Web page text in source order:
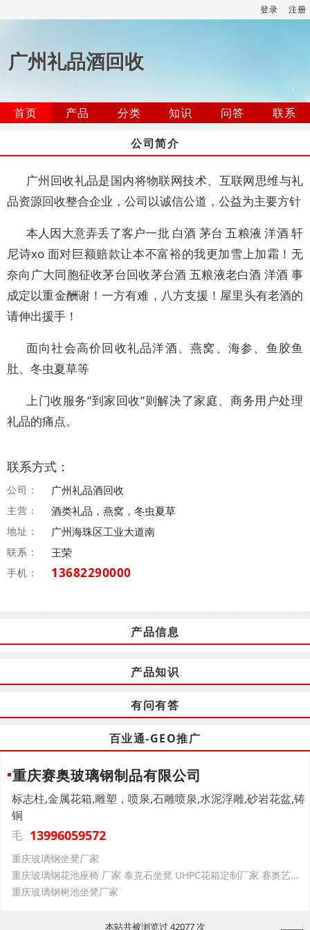
登录 注册
广州礼品酒回收
首页 产品 分类 知识 问答
联系
公司简介
广州回收礼品是国内将物联网技术、互联网思维与礼
品资源回收整合企业，公司以诚信公道，公益为主要方针
本人因大意弄丢了客户一批 白酒 茅台 五粮液 洋酒 轩
尼诗xo 面对巨额赔款让本不富裕的我更加雪上加霜！无
奈向广大同胞征收茅台回收茅台酒 五粮液老白酒 洋酒 事
成定以重金酬谢！一方有难，八方支援！屋里头有老酒的
请伸出援手！
面向社会高价回收礼品洋酒、燕窝、海参、鱼胶鱼
肚、冬虫夏草等
上门收服务“到家回收”则解决了家庭、商务用户处理
礼品的痛点。
联系方式：
公司： 广州礼品酒回收
主营： 酒类礼品，燕窝，冬虫夏草
地址： 广州海珠区工业大道南
联系： 王荣
手机： 13682290000
产品信息
产品知识
有问有答
百业通-GEO推广
重庆赛奥玻璃钢制品有限公司
标志柱,金属花箱,雕塑，喷泉,石雕喷泉,水泥浮雕,砂岩花盆,铸
铜
毛 13996059572
重庆玻璃钢坐凳厂家
重庆玻璃钢花池座椅 厂家 泰克石坐凳 UHPC花箱定制厂家 赛奥艺术景观
重庆玻璃钢树池坐凳厂家
本站共被浏览过 42077 次